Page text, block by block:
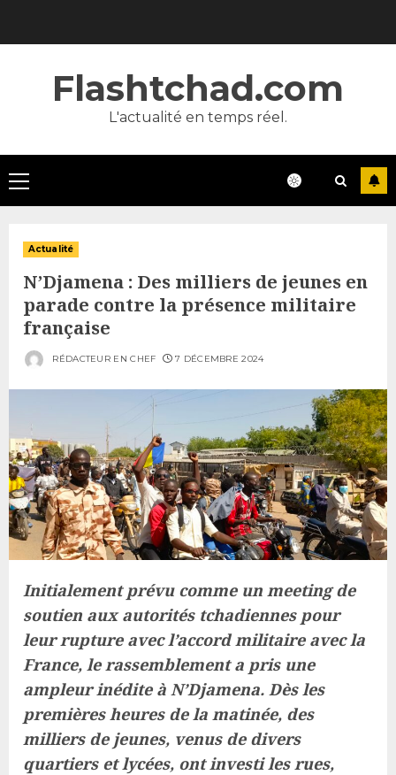
Flashtchad.com
L'actualité en temps réel.
Primary
Menu
Actualité
N’Djamena : Des milliers de jeunes en
parade contre la présence militaire
française
RÉDACTEUR EN CHEF 7 DÉCEMBRE 2024
Initialement prévu comme un meeting de
soutien aux autorités tchadiennes pour
leur rupture avec l’accord militaire avec la
France, le rassemblement a pris une
ampleur inédite à N’Djamena. Dès les
premières heures de la matinée, des
milliers de jeunes, venus de divers
quartiers et lycées, ont investi les rues,